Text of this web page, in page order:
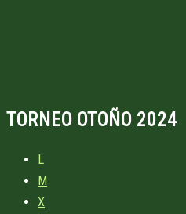
TORNEO OTOÑO 2024
L
M
X